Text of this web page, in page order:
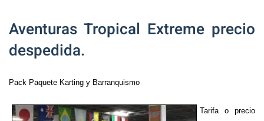
Aventuras Tropical Extreme precio
despedida.
Pack Paquete Karting y Barranquismo
Tarifa o precio